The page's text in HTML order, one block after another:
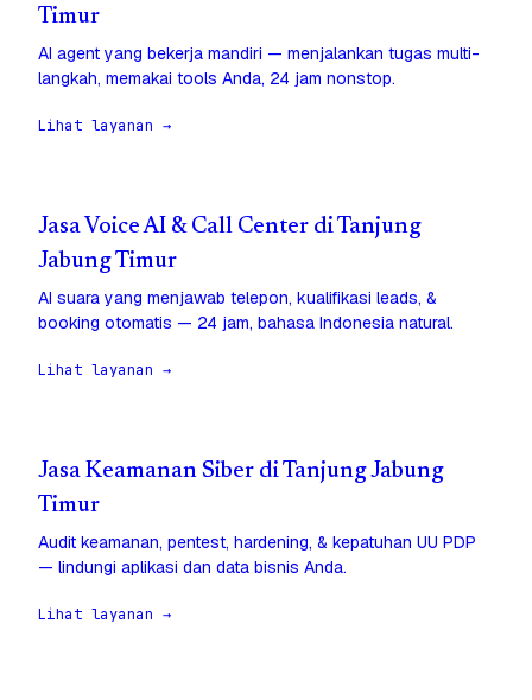
Timur
AI agent yang bekerja mandiri — menjalankan tugas multi-
langkah, memakai tools Anda, 24 jam nonstop.
Lihat layanan →
Jasa Voice AI & Call Center di Tanjung
Jabung Timur
AI suara yang menjawab telepon, kualifikasi leads, &
booking otomatis — 24 jam, bahasa Indonesia natural.
Lihat layanan →
Jasa Keamanan Siber di Tanjung Jabung
Timur
Audit keamanan, pentest, hardening, & kepatuhan UU PDP
— lindungi aplikasi dan data bisnis Anda.
Lihat layanan →